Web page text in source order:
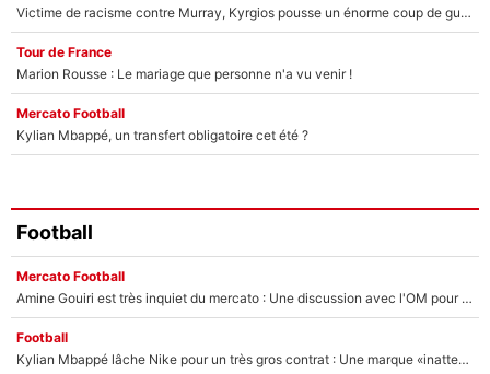
Victime de racisme contre Murray, Kyrgios pousse un énorme coup de gueule !
Tour de France
Marion Rousse : Le mariage que personne n'a vu venir !
Mercato Football
Kylian Mbappé, un transfert obligatoire cet été ?
Football
Mercato Football
Amine Gouiri est très inquiet du mercato : Une discussion avec l'OM pour acter son transfert !
Football
Kylian Mbappé lâche Nike pour un très gros contrat : Une marque «inattendue» va frapper très fort